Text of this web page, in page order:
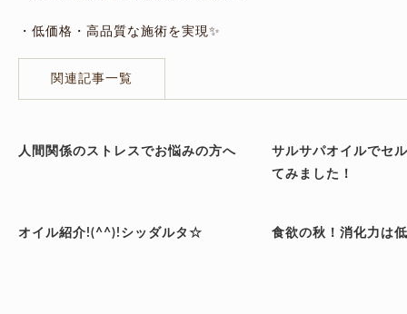
・低価格・高品質な施術を実現✨
関連記事一覧
人間関係のストレスでお悩みの方へ
サルサパオイルでセ
てみました！
オイル紹介!(^^)!シッダルタ☆ 食欲の秋！消化力は